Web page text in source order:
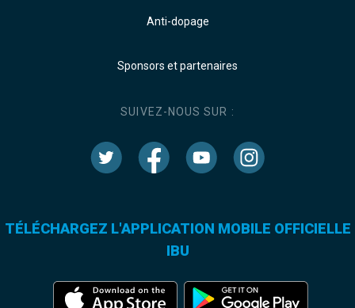
Anti-dopage
Sponsors et partenaires
SUIVEZ-NOUS SUR :
TÉLÉCHARGEZ L'APPLICATION MOBILE OFFICIELLE
IBU